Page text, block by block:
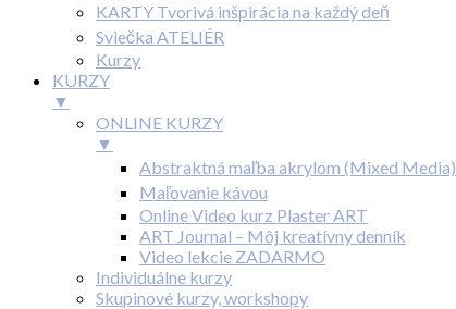
KARTY Tvorivá inšpirácia na každý deň
Sviečka ATELIÉR
Kurzy
KURZY
▼
ONLINE KURZY
▼
Abstraktná maľba akrylom (Mixed Media)
Maľovanie kávou
Online Video kurz Plaster ART
ART Journal – Môj kreatívny denník
Video lekcie ZADARMO
Individuálne kurzy
Skupinové kurzy, workshopy